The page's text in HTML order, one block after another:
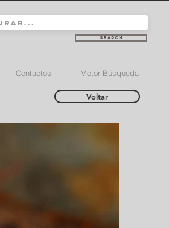
Search
Contactos Motor Búsqueda
Voltar